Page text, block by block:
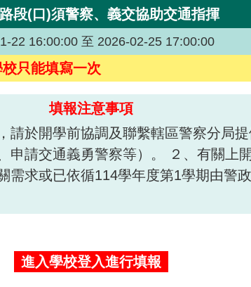
段(口)須警察、義交協助交通指揮
22 16:00:00 至 2026-02-25 17:00:00
校只能填寫一次
填報注意事項
請於開學前協調及聯繫轄區警察分局
申請交通義勇警察等）。 ２、有關上
求或已依循114學年度第1學期由警